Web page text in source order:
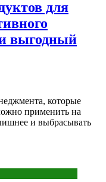
для
выгодный
которые
применить на
и выбрасывать